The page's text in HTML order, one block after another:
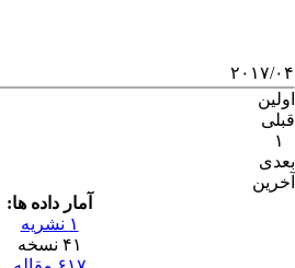
۲۰۱۷/۰۴
اولین
قبلی
۱
بعدی
آخرین
آمار داده ها:
۱ نشریه
۴۱ نسخه